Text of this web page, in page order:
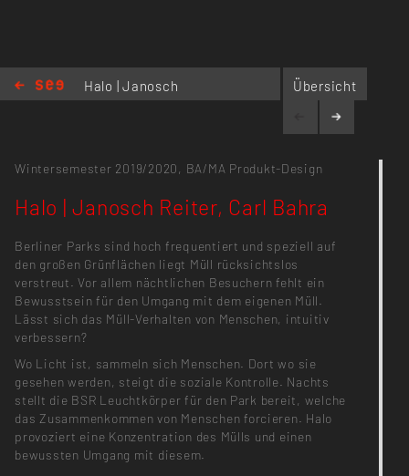
Halo | Janosch
Übersicht
Wintersemester 2019/2020, BA/MA Produkt-Design
Halo | Janosch Reiter, Carl Bahra
Berliner Parks sind hoch frequentiert und speziell auf
den großen Grünflächen liegt Müll rücksichtslos
verstreut. Vor allem nächtlichen Besuchern fehlt ein
Bewusstsein für den Umgang mit dem eigenen Müll.
Lässt sich das Müll-Verhalten von Menschen, intuitiv
verbessern?
Wo Licht ist, sammeln sich Menschen. Dort wo sie
gesehen werden, steigt die soziale Kontrolle. Nachts
stellt die BSR Leuchtkörper für den Park bereit, welche
das Zusammenkommen von Menschen forcieren. Halo
provoziert eine Konzentration des Mülls und einen
bewussten Umgang mit diesem.